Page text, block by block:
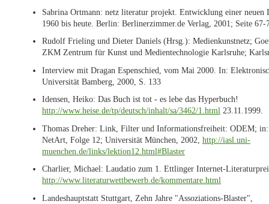
Sabrina Ortmann: netz literatur projekt. Entwicklung einer
1960 bis heute. Berlin: Berlinerzimmer.de Verlag, 2001; Seite 67-
Rudolf Frieling und Dieter Daniels (Hrsg.): Medienkunstnetz;
ZKM Zentrum für Kunst und Medientechnologie Karlsruhe;
Interview mit Dragan Espenschied, vom Mai 2000. In:
Universität Bamberg, 2000, S. 133
Idensen, Heiko: Das Buch ist tot - es lebe das Hyperbuch!
http://www.heise.de/tp/deutsch/inhalt/sa/3462/1.html 23.11.1999.
Thomas Dreher: Link, Filter und Informationsfreiheit: ODEM;
NetArt, Folge 12; Universität München, 2002, http://iasl.uni-
muenchen.de/links/lektion12.html#Blaster
Charlier, Michael: Laudatio zum 1. Ettlinger Internet-
http://www.literaturwettbewerb.de/kommentare.html
Landeshauptstatt Stuttgart, Zehn Jahre "Assoziations-Blaster",